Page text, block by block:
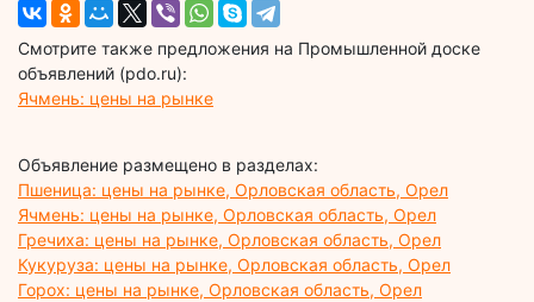
Смотрите также предложения на Промышленной доске
объявлений (pdo.ru):
Ячмень: цены на рынке
Объявление размещено в разделах:
Пшеница: цены на рынке, Орловская область, Орел
Ячмень: цены на рынке, Орловская область, Орел
Гречиха: цены на рынке, Орловская область, Орел
Кукуруза: цены на рынке, Орловская область, Орел
Горох: цены на рынке, Орловская область, Орел